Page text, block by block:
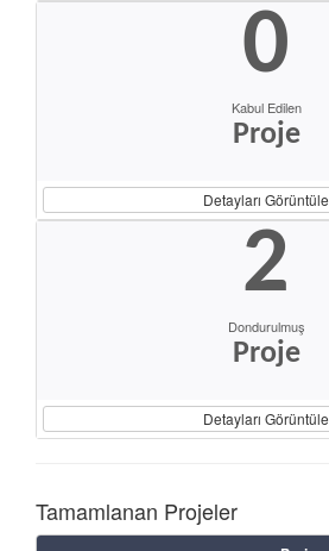
0
Kabul Edilen
Proje
Detayları Görüntüle
2
Dondurulmuş
Proje
Detayları Görüntüle
Tamamlanan Projeler